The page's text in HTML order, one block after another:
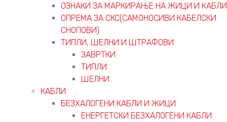
ОЗНАКИ ЗА МАРКИРАЊЕ НА ЖИЦИ И КАБЛИ
ОПРЕМА ЗА СКС(САМОНОСИВИ КАБЕЛСКИ
СНОПОВИ)
ТИПЛИ, ШЕЛНИ И ШТРАФОВИ
ЗАВРТКИ
ТИПЛИ
ШЕЛНИ
КАБЛИ
БЕЗХАЛОГЕНИ КАБЛИ И ЖИЦИ
ЕНЕРГЕТСКИ БЕЗХАЛОГЕНИ КАБЛИ